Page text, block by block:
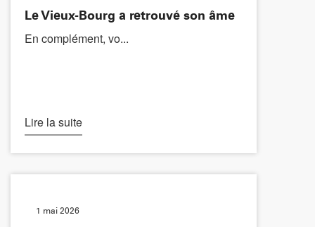
Le Vieux-Bourg a retrouvé son âme
En complément, vo...
Lire la suite
1 mai 2026